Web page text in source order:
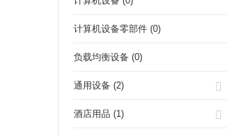
计算机设备零部件 (0)
负载均衡设备 (0)
通用设备 (2)
酒店用品 (1)